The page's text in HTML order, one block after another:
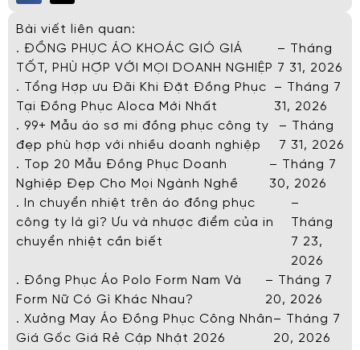
Bài viết liên quan:
. ĐỒNG PHỤC ÁO KHOÁC GIÓ GIÁ
TỐT, PHÙ HỢP VỚI MỌI DOANH NGHIỆP
– Tháng
7 31, 2026
. Tổng Hợp ưu Đãi Khi Đặt Đồng Phục
Tại Đồng Phục Aloca Mới Nhất
– Tháng 7
31, 2026
. 99+ Mẫu áo sơ mi đồng phục công ty
đẹp phù hợp với nhiều doanh nghiệp
– Tháng
7 31, 2026
. Top 20 Mẫu Đồng Phục Doanh
Nghiệp Đẹp Cho Mọi Ngành Nghề
– Tháng 7
30, 2026
. In chuyển nhiệt trên áo đồng phục
công ty là gì? Ưu và nhược điểm của in
chuyển nhiệt cần biết
–
Tháng
7 23,
2026
. Đồng Phục Áo Polo Form Nam Và
Form Nữ Có Gì Khác Nhau?
– Tháng 7
20, 2026
. Xưởng May Áo Đồng Phục Công Nhân
Giá Gốc Giá Rẻ Cập Nhật 2026
– Tháng 7
20, 2026